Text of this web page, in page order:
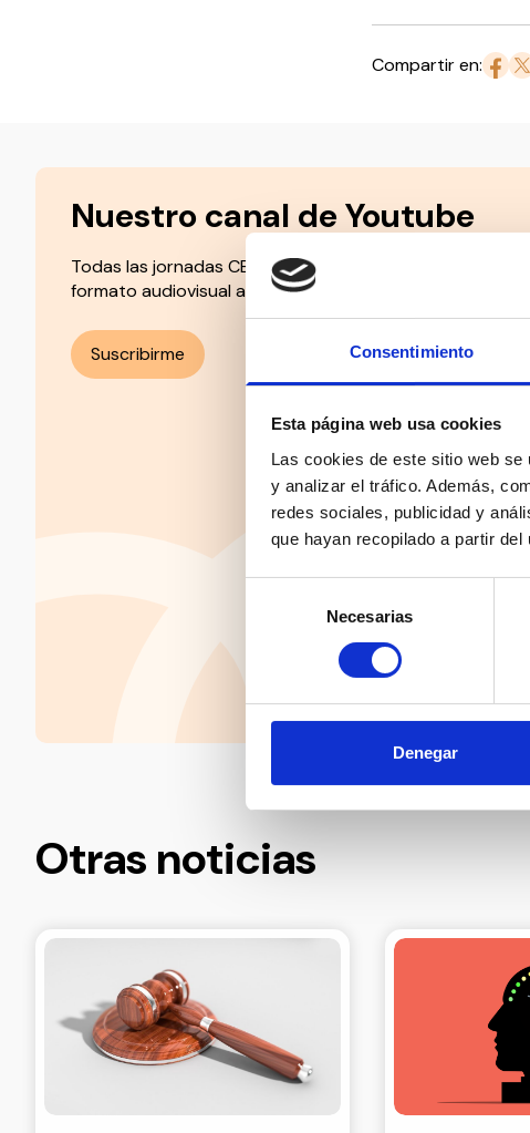
Consentimiento
Esta página web usa cookies
Las cookies de este sitio web
y analizar el tráfico. Además,
redes sociales, publicidad y
que hayan recopilado a partir
consentimiento
Necesarias
Denegar
Compartir en:
Nuestro canal de Youtube
Todas las jornadas CEDDD, el podcast ‘El Rincón Social’
formato audiovisual a un solo clic.
Suscribirme
Otras noticias